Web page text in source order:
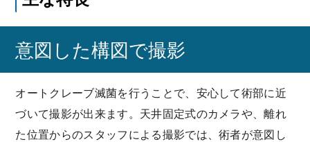
意図した構図で撮影
オートクレーブ滅菌を行うことで、安心して術部に近
づいて撮影が出来ます。天井固定式のカメラや、離れ
た位置からのスタッフによる撮影では、術者が意図し